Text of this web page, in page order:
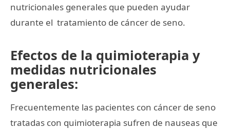
nutricionales generales que pueden ayudar
durante el tratamiento de cáncer de seno.
Efectos de la quimioterapia y
medidas nutricionales
generales:
Frecuentemente las pacientes con cáncer de seno
tratadas con quimioterapia sufren de nauseas que